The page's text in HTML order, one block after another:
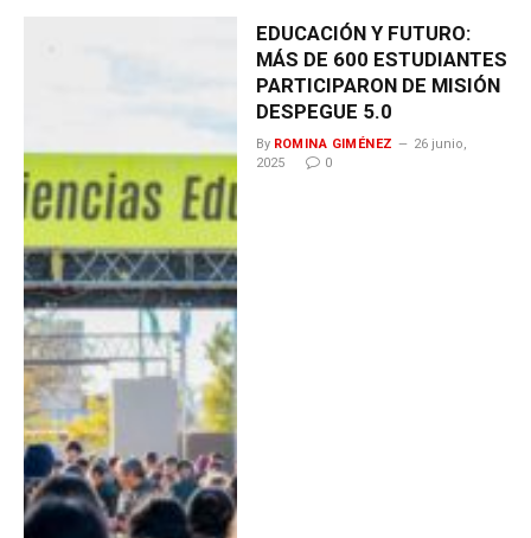
EDUCACIÓN Y FUTURO:
MÁS DE 600 ESTUDIANTES
PARTICIPARON DE MISIÓN
DESPEGUE 5.0
By ROMINA GIMÉNEZ
26 junio,
2025
0